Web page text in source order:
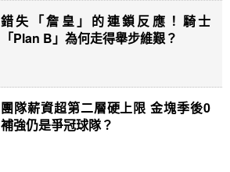
錯失「詹皇」的連鎖反應！騎士
「Plan B」為何走得舉步維艱？
團隊薪資超第二層硬上限 金塊季後0
補強仍是爭冠球隊？